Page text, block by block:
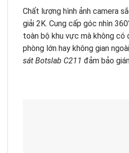
Chất lượng hình ảnh camera
giải 2K. Cung cấp góc nhìn
toàn bộ khu vực mà không có
phòng lớn hay không gian
sát Botslab C211 đảm bảo